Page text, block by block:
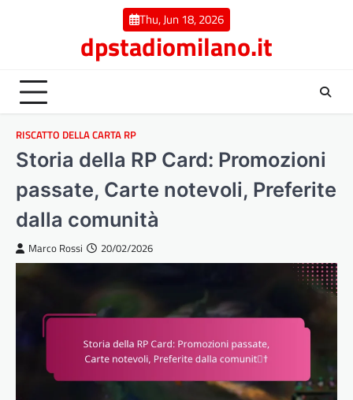
Thu, Jun 18, 2026
dpstadiomilano.it
RISCATTO DELLA CARTA RP
Storia della RP Card: Promozioni
passate, Carte notevoli, Preferite
dalla comunità
Marco Rossi 20/02/2026